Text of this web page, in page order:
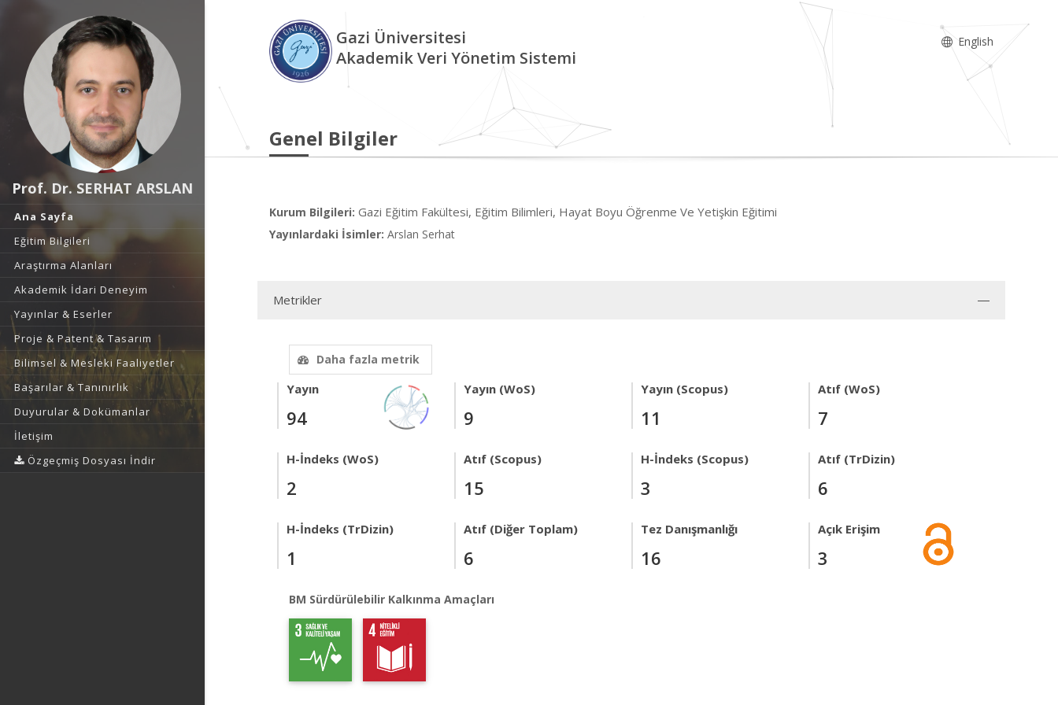
Prof. Dr. SERHAT ARSLAN
Ana Sayfa
Eğitim Bilgileri
Araştırma Alanları
Akademik İdari Deneyim
Yayınlar & Eserler
Proje & Patent & Tasarım
Bilimsel & Mesleki Faaliyetler
Başarılar & Tanınırlık
Duyurular & Dokümanlar
İletişim
Özgeçmiş Dosyası İndir
Gazi Üniversitesi
Akademik Veri Yönetim Sistemi
English
Genel Bilgiler
Kurum Bilgileri: Gazi Eğitim Fakültesi, Eğitim Bilimleri, Hayat Boyu Öğrenme Ve Yetişkin Eğitimi
Yayınlardaki İsimler: Arslan Serhat
Metrikler
Daha fazla metrik
Yayın
94
Yayın (WoS)
9
Yayın (Scopus)
11
Atıf (WoS)
7
H-İndeks (WoS)
2
Atıf (Scopus)
15
H-İndeks (Scopus)
3
Atıf (TrDizin)
6
H-İndeks (TrDizin)
1
Atıf (Diğer Toplam)
6
Tez Danışmanlığı
16
Açık Erişim
3
BM Sürdürülebilir Kalkınma Amaçları